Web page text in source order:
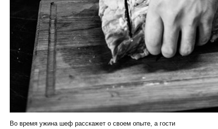
Во время ужина шеф расскажет о своем опыте, а гости